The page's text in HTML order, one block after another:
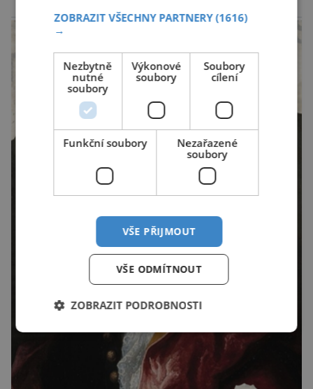
zemědělství. Ornitologové varují, že v ohrožení
je mnoho živočichů a především […]
ZOBRAZIT VŠECHNY PARTNERY(1616)
→
Nezbytně
nutné
soubory
Výkonové
soubory
Soubory
cílení
Funkční soubory
Nezařazené
soubory
VŠE PŘIJMOUT
VŠE ODMÍTNOUT
ZOBRAZIT PODROBNOSTI